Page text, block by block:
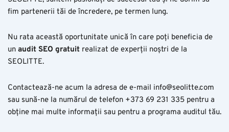
fim partenerii tăi de încredere, pe termen lung.
Nu rata această oportunitate unică în care poți beneficia de
un audit SEO gratuit realizat de experții noștri de la
SEOLITTE.
Contactează-ne acum la adresa de e-mail info@seolitte.com
sau sună-ne la numărul de telefon +373 69 231 335 pentru a
obține mai multe informații sau pentru a programa auditul tău.